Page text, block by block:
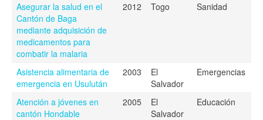
Asegurar la salud en el
Cantón de Baga
mediante adquisición de
medicamentos para
combatir la malaria
2012 Togo Sanidad
Asistencia alimentaria de
emergencia en Usulután
2003
El
Salvador
Emergencias
Atención a jóvenes en
cantón Hondable
2005
El
Salvador
Educación